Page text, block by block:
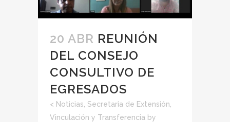
20 ABR REUNIÓN
DEL CONSEJO
CONSULTIVO DE
EGRESADOS
< Noticias Secretaria de Extensión,
Vinculación y Transferencia by